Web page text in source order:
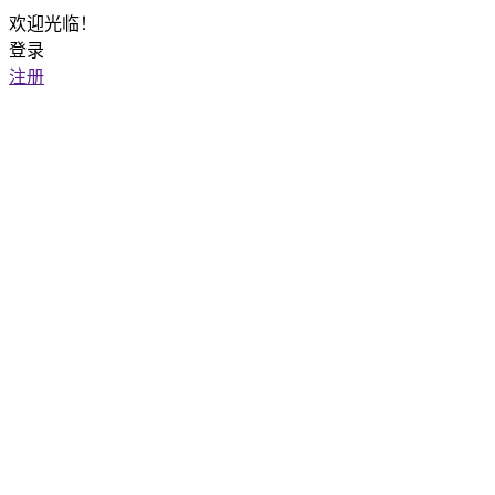
欢迎光临！
登录
注册